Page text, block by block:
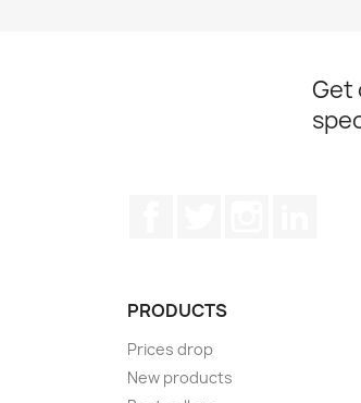
Get
PRODUCTS
Prices drop
New products